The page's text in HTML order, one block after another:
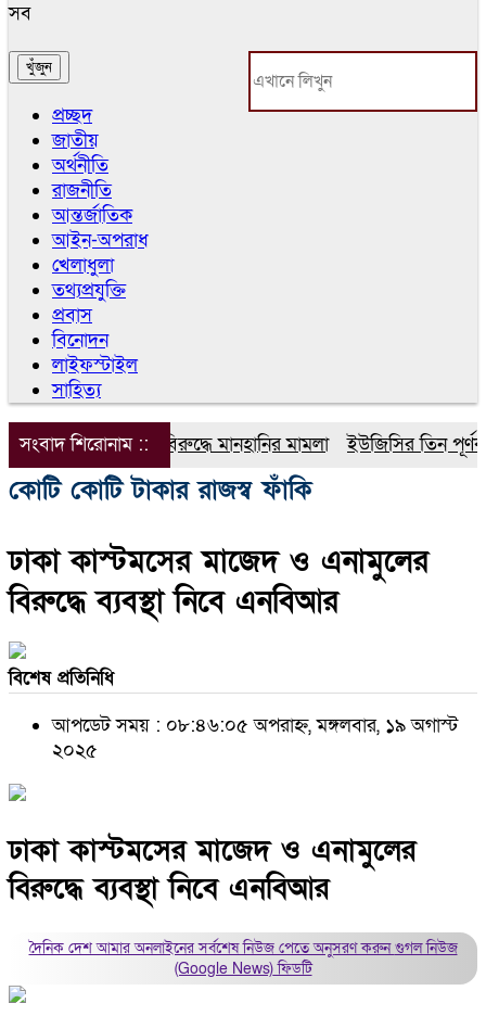
সব
প্রচ্ছদ
জাতীয়
অর্থনীতি
রাজনীতি
আন্তর্জাতিক
আইন-অপরাধ
খেলাধুলা
তথ্যপ্রযুক্তি
প্রবাস
বিনোদন
লাইফস্টাইল
সাহিত্য
সংবাদ শিরোনাম ::
ডিপজলের বিরুদ্ধে মানহানির মামলা ইউজিসির তিন পূর্ণকালীন
কোটি কোটি টাকার রাজস্ব ফাঁকি
ঢাকা কাস্টমসের মাজেদ ও এনামুলের
বিরুদ্ধে ব্যবস্থা নিবে এনবিআর
বিশেষ প্রতিনিধি
আপডেট সময় : ০৮:৪৬:০৫ অপরাহ্ন, মঙ্গলবার, ১৯ অগাস্ট
২০২৫
ঢাকা কাস্টমসের মাজেদ ও এনামুলের
বিরুদ্ধে ব্যবস্থা নিবে এনবিআর
দৈনিক দেশ আমার অনলাইনের সর্বশেষ নিউজ পেতে অনুসরণ করুনগুগল নিউজ
(Google News)ফিডটি